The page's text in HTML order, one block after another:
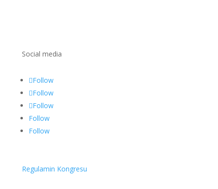
Social media
Follow
Follow
Follow
Follow
Follow
Regulamin Kongresu